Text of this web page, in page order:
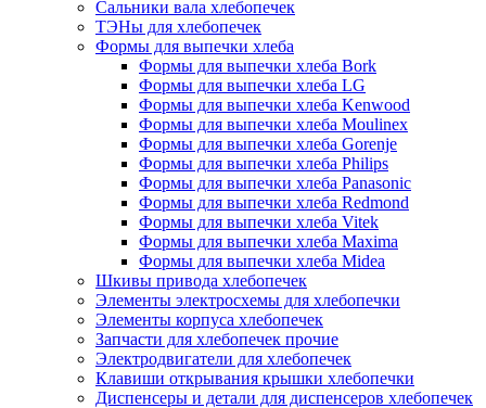
Сальники вала хлебопечек
ТЭНы для хлебопечек
Формы для выпечки хлеба
Формы для выпечки хлеба Bork
Формы для выпечки хлеба LG
Формы для выпечки хлеба Kenwood
Формы для выпечки хлеба Moulinex
Формы для выпечки хлеба Gorenje
Формы для выпечки хлеба Philips
Формы для выпечки хлеба Panasonic
Формы для выпечки хлеба Redmond
Формы для выпечки хлеба Vitek
Формы для выпечки хлеба Maxima
Формы для выпечки хлеба Midea
Шкивы привода хлебопечек
Элементы электросхемы для хлебопечки
Элементы корпуса хлебопечек
Запчасти для хлебопечек прочие
Электродвигатели для хлебопечек
Клавиши открывания крышки хлебопечки
Диспенсеры и детали для диспенсеров хлебопечек